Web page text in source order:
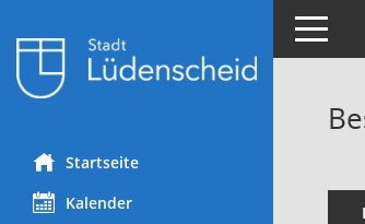
Startseite
Kalender
Toggle